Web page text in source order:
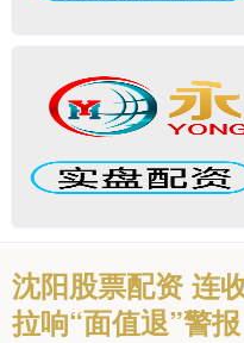
沈阳股票配资 连
拉响“面值退”警报